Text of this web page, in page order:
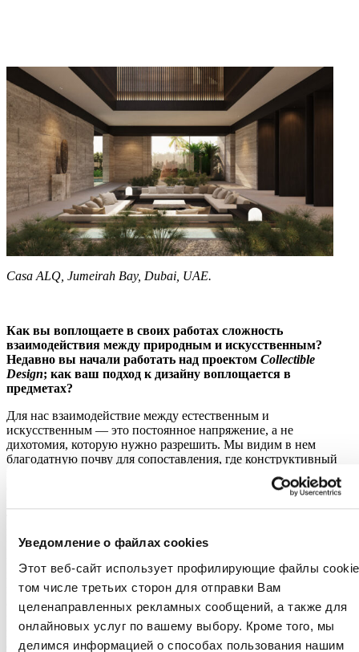
Уведомление о файлах cookies
Этот веб-сайт использует профилирующие файлы
том числе третьих сторон для отправки Вам
целенаправленных рекламных сообщений, а также для
онлайновых услуг по вашему выбору. Кроме того, мы
делимся информацией о способах пользования нашим
Casa ALQ, Jumeirah Bay, Dubai, UAE.
Как вы воплощаете в своих работах сложность
взаимодействия между природным и искусственным?
Недавно вы начали работать над проектом Collectible
Design; как ваш подход к дизайну воплощается в
предметах?
Для нас взаимодействие между естественным и
искусственным — это постоянное напряжение, а не
дихотомия, которую нужно разрешить. Мы видим в нем
благодатную почву для сопоставления, где конструктивный
интеллект человека не противостоит природе, а может стать
ее дружественным продолжением. Проектирование означает
В наших жилых проектах это выражается в постоянном учете
поиск становится еще более радикальным и личным. Каждый
предмет становится возможностью выразить себя без
ограничений, создать присутствие, порог между
человеческим действием и геологической памятью. Такой
подход естественным образом привел нас к открытию
Creations, нашего отделаколлекционного дизайна. Наша первая